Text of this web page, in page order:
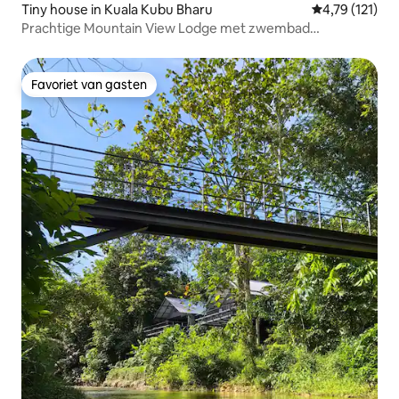
Tiny house in Kuala Kubu Bharu Gemiddelde
4,79 (121)
Prachtige Mountain View Lodge met zwembad
Favoriet van gasten
Favoriet van gasten